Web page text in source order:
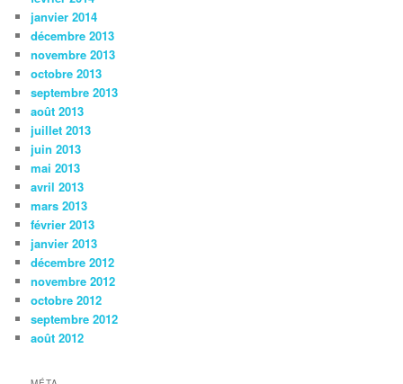
janvier 2014
décembre 2013
novembre 2013
octobre 2013
septembre 2013
août 2013
juillet 2013
juin 2013
mai 2013
avril 2013
mars 2013
février 2013
janvier 2013
décembre 2012
novembre 2012
octobre 2012
septembre 2012
août 2012